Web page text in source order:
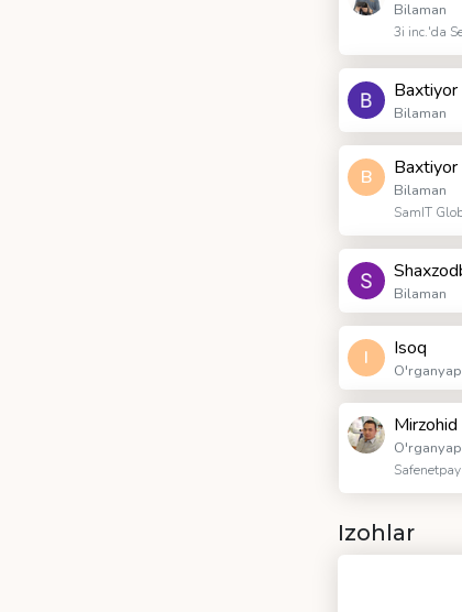
Bilaman
3i inc.'da
Baxtiyor
Bilaman
B Baxtiyor
Bilaman
SamIT
Bilaman
I Isoq
Mirzohid
Izohlar